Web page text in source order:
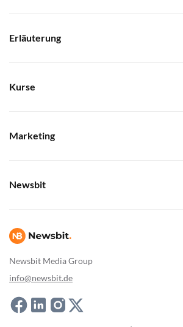
Newsbit Media Group
info@newsbit.de
Erläuterung
Kurse
Marketing
Newsbit